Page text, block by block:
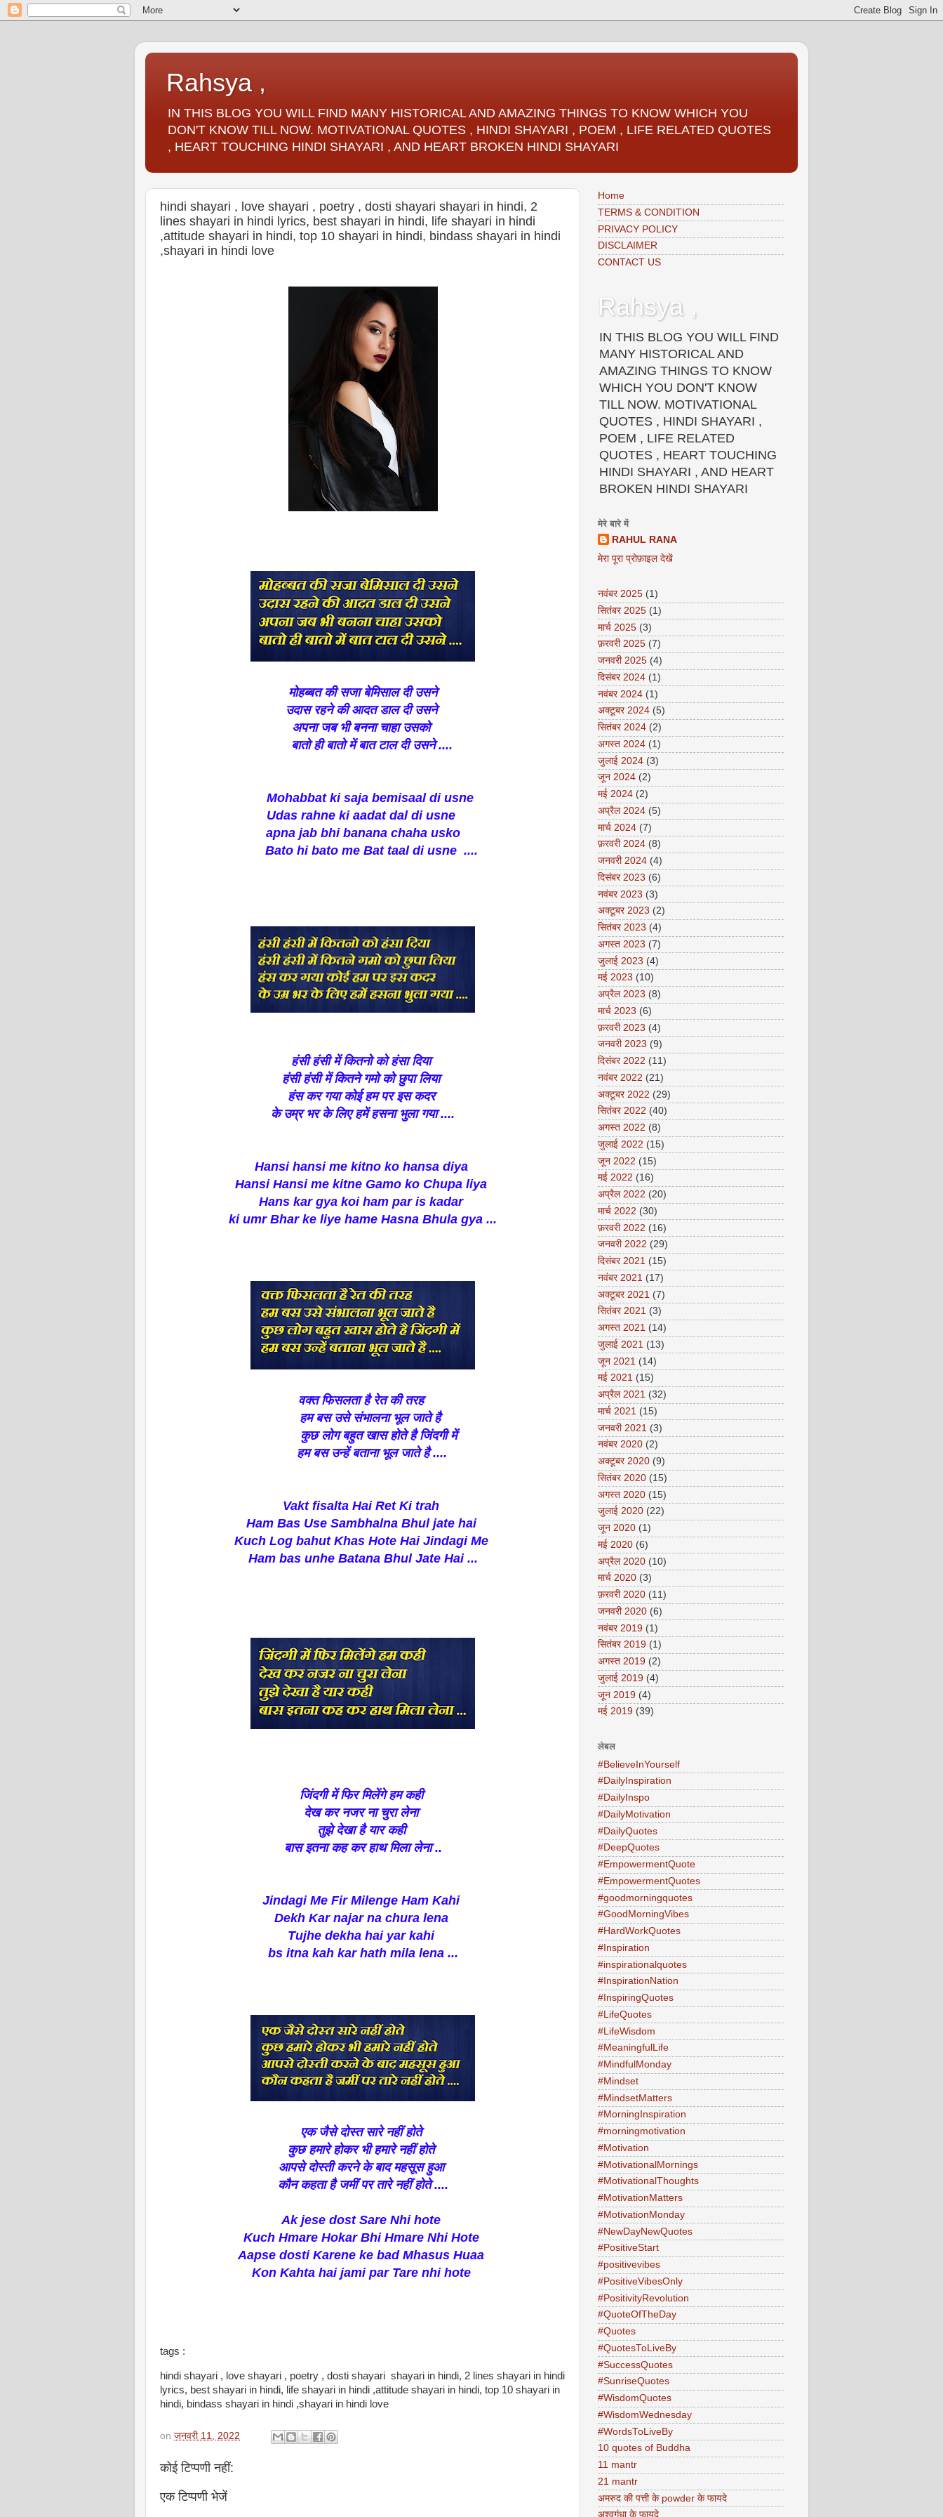
Rahsya ,
IN THIS BLOG YOU WILL FIND MANY HISTORICAL AND AMAZING THINGS TO KNOW WHICH YOU
DON'T KNOW TILL NOW. MOTIVATIONAL QUOTES , HINDI SHAYARI , POEM , LIFE RELATED QUOTES
, HEART TOUCHING HINDI SHAYARI , AND HEART BROKEN HINDI SHAYARI
hindi shayari , love shayari , poetry , dosti shayari shayari in hindi, 2
lines shayari in hindi lyrics, best shayari in hindi, life shayari in hindi
,attitude shayari in hindi, top 10 shayari in hindi, bindass shayari in hindi
,shayari in hindi love
मोहब्बत की सजा बेमिसाल दी उसने
उदास रहने की आदत डाल दी उसने
अपना जब भी बनना चाहा उसको
बातो ही बातो में बात टाल दी उसने ....
Mohabbat ki saja bemisaal di usne
Udas rahne ki aadat dal di usne
apna jab bhi banana chaha usko
Bato hi bato me Bat taal di usne ....
हंसी हंसी में कितनो को हंसा दिया
हंसी हंसी में कितने गमो को छुपा लिया
हंस कर गया कोई हम पर इस कदर
के उम्र भर के लिए हमें हसना भुला गया ....
Hansi hansi me kitno ko hansa diya
Hansi Hansi me kitne Gamo ko Chupa liya
Hans kar gya koi ham par is kadar
ki umr Bhar ke liye hame Hasna Bhula gya ...
वक्त फिसलता है रेत की तरह
हम बस उसे संभालना भूल जाते है
कुछ लोग बहुत खास होते है जिंदगी में
हम बस उन्हें बताना भूल जाते है ....
Vakt fisalta Hai Ret Ki trah
Ham Bas Use Sambhalna Bhul jate hai
Kuch Log bahut Khas Hote Hai Jindagi Me
Ham bas unhe Batana Bhul Jate Hai ...
जिंदगी में फिर मिलेंगे हम कही
देख कर नजर ना चुरा लेना
तुझे देखा है यार कही
बास इतना कह कर हाथ मिला लेना ..
Jindagi Me Fir Milenge Ham Kahi
Dekh Kar najar na chura lena
Tujhe dekha hai yar kahi
bs itna kah kar hath mila lena ...
एक जैसे दोस्त सारे नहीं होते
कुछ हमारे होकर भी हमारे नहीं होते
आपसे दोस्ती करने के बाद महसूस हुआ
कौन कहता है जमीं पर तारे नहीं होते ....
Ak jese dost Sare Nhi hote
Kuch Hmare Hokar Bhi Hmare Nhi Hote
Aapse dosti Karene ke bad Mhasus Huaa
Kon Kahta hai jami par Tare nhi hote
tags :
hindi shayari , love shayari , poetry , dosti shayari shayari in hindi, 2 lines shayari in hindi
lyrics, best shayari in hindi, life shayari in hindi ,attitude shayari in hindi, top 10 shayari in
hindi, bindass shayari in hindi ,shayari in hindi love
on जनवरी 11, 2022
कोई टिप्पणी नहीं:
एक टिप्पणी भेजें
Home
TERMS & CONDITION
PRIVACY POLICY
DISCLAIMER
CONTACT US
Rahsya ,
IN THIS BLOG YOU WILL FIND
MANY HISTORICAL AND
AMAZING THINGS TO KNOW
WHICH YOU DON'T KNOW
TILL NOW. MOTIVATIONAL
QUOTES , HINDI SHAYARI ,
POEM , LIFE RELATED
QUOTES , HEART TOUCHING
HINDI SHAYARI , AND HEART
BROKEN HINDI SHAYARI
मेरे बारे में
RAHUL RANA
मेरा पूरा प्रोफ़ाइल देखें
नवंबर 2025 (1)
सितंबर 2025 (1)
मार्च 2025 (3)
फ़रवरी 2025 (7)
जनवरी 2025 (4)
दिसंबर 2024 (1)
नवंबर 2024 (1)
अक्टूबर 2024 (5)
सितंबर 2024 (2)
अगस्त 2024 (1)
जुलाई 2024 (3)
जून 2024 (2)
मई 2024 (2)
अप्रैल 2024 (5)
मार्च 2024 (7)
फ़रवरी 2024 (8)
जनवरी 2024 (4)
दिसंबर 2023 (6)
नवंबर 2023 (3)
अक्टूबर 2023 (2)
सितंबर 2023 (4)
अगस्त 2023 (7)
जुलाई 2023 (4)
मई 2023 (10)
अप्रैल 2023 (8)
मार्च 2023 (6)
फ़रवरी 2023 (4)
जनवरी 2023 (9)
दिसंबर 2022 (11)
नवंबर 2022 (21)
अक्टूबर 2022 (29)
सितंबर 2022 (40)
अगस्त 2022 (8)
जुलाई 2022 (15)
जून 2022 (15)
मई 2022 (16)
अप्रैल 2022 (20)
मार्च 2022 (30)
फ़रवरी 2022 (16)
जनवरी 2022 (29)
दिसंबर 2021 (15)
नवंबर 2021 (17)
अक्टूबर 2021 (7)
सितंबर 2021 (3)
अगस्त 2021 (14)
जुलाई 2021 (13)
जून 2021 (14)
मई 2021 (15)
अप्रैल 2021 (32)
मार्च 2021 (15)
जनवरी 2021 (3)
नवंबर 2020 (2)
अक्टूबर 2020 (9)
सितंबर 2020 (15)
अगस्त 2020 (15)
जुलाई 2020 (22)
जून 2020 (1)
मई 2020 (6)
अप्रैल 2020 (10)
मार्च 2020 (3)
फ़रवरी 2020 (11)
जनवरी 2020 (6)
नवंबर 2019 (1)
सितंबर 2019 (1)
अगस्त 2019 (2)
जुलाई 2019 (4)
जून 2019 (4)
मई 2019 (39)
लेबल
#BelieveInYourself
#DailyInspiration
#DailyInspo
#DailyMotivation
#DailyQuotes
#DeepQuotes
#EmpowermentQuote
#EmpowermentQuotes
#goodmorningquotes
#GoodMorningVibes
#HardWorkQuotes
#Inspiration
#inspirationalquotes
#InspirationNation
#InspiringQuotes
#LifeQuotes
#LifeWisdom
#MeaningfulLife
#MindfulMonday
#Mindset
#MindsetMatters
#MorningInspiration
#morningmotivation
#Motivation
#MotivationalMornings
#MotivationalThoughts
#MotivationMatters
#MotivationMonday
#NewDayNewQuotes
#PositiveStart
#positivevibes
#PositiveVibesOnly
#PositivityRevolution
#QuoteOfTheDay
#Quotes
#QuotesToLiveBy
#SuccessQuotes
#SunriseQuotes
#WisdomQuotes
#WisdomWednesday
#WordsToLiveBy
10 quotes of Buddha
11 mantr
21 mantr
अमरुद की पत्ती के powder के फायदे
अश्वगंधा के फायदे